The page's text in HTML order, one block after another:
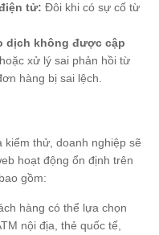
tử: Đôi khi có sự cố từ
dịch không được cập
xử lý sai phản hồi từ
hàng bị sai lệch.
kiểm thử, doanh nghiệp sẽ
hoạt động ổn định trên
gồm:
hàng có thể lựa chọn
nội địa, thẻ quốc tế,